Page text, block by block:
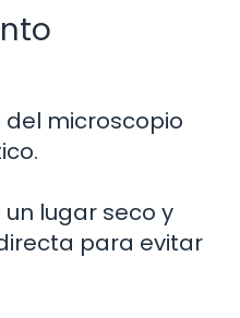
microscopio
lugar seco y
para evitar